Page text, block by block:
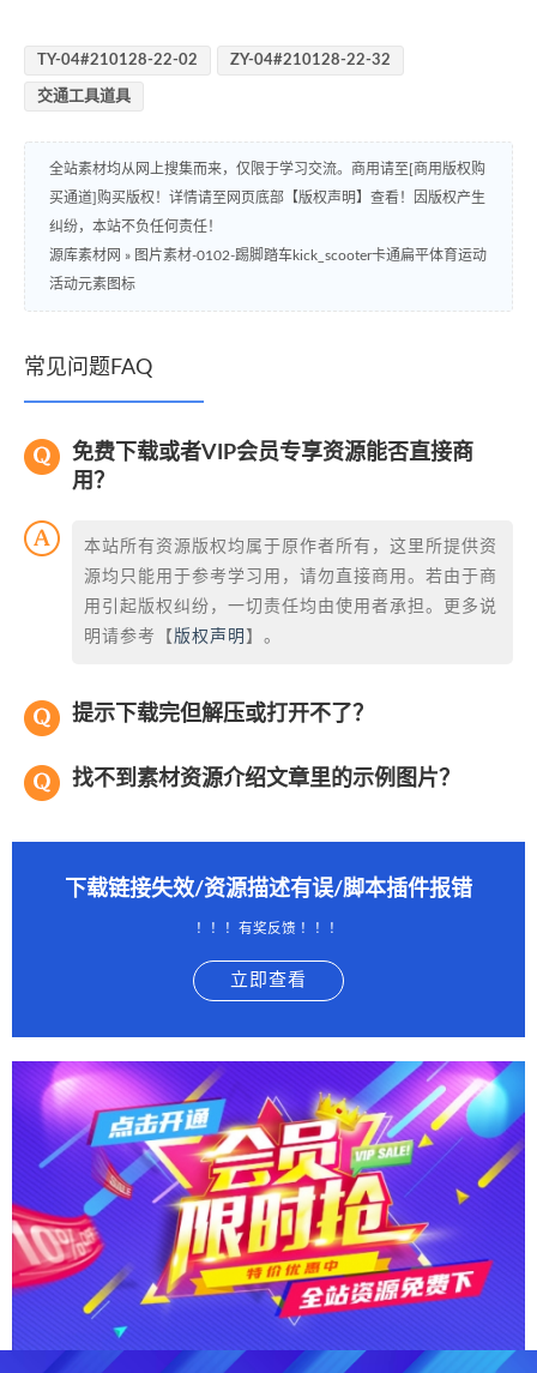
TY-04#210128-22-02 ZY-04#210128-22-32
交通工具道具
全站素材均从网上搜集而来，仅限于学习交流。商用请至[商用版权购
买通道]购买版权！详情请至网页底部【版权声明】查看！因版权产生
纠纷，本站不负任何责任！
源库素材网 » 图片素材-0102-踢脚踏车kick_scooter卡通扁平体育运动
活动元素图标
常见问题FAQ
免费下载或者VIP会员专享资源能否直接商
用？
本站所有资源版权均属于原作者所有，这里所提供资
源均只能用于参考学习用，请勿直接商用。若由于商
用引起版权纠纷，一切责任均由使用者承担。更多说
明请参考【 版权声明 】。
提示下载完但解压或打开不了？
找不到素材资源介绍文章里的示例图片？
下载链接失效/资源描述有误/脚本插件报错
！！！有奖反馈 ！！！
立即查看